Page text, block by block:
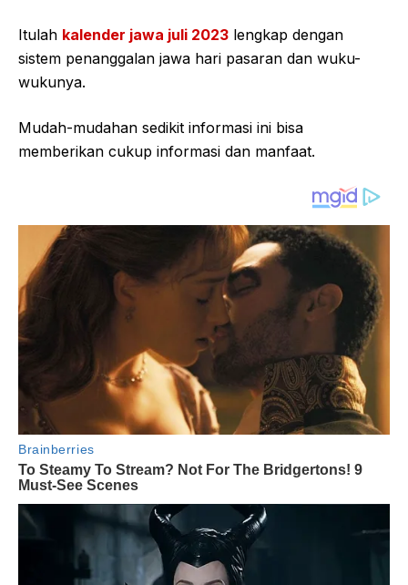
Itulah kalender jawa juli 2023 lengkap dengan
sistem penanggalan jawa hari pasaran dan wuku-
wukunya.
Mudah-mudahan sedikit informasi ini bisa
memberikan cukup informasi dan manfaat.